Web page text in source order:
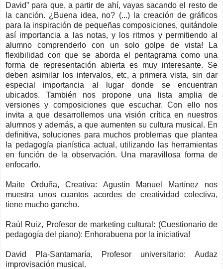
David” para que, a partir de ahí, vayas sacando el resto de
la canción. ¿Buena idea, no? (...) la creación de gráficos
para la inspiración de pequeñas composiciones, quitándole
así importancia a las notas, y los ritmos y permitiendo al
alumno comprenderlo con un solo golpe de vista! La
flexibilidad con que se aborda el pentagrama como una
forma de representación abierta es muy interesante. Se
deben asimilar los intervalos, etc, a primera vista, sin dar
especial importancia al lugar donde se encuentran
ubicados. También nos propone una lista amplia de
versiones y composiciones que escuchar. Con ello nos
invita a que desarrollemos una visión crítica en nuestros
alumnos y además, a que aumenten su cultura musical. En
definitiva, soluciones para muchos problemas que plantea
la pedagogía pianística actual, utilizando las herramientas
en función de la observación. Una maravillosa forma de
enfocarlo.
Maite Orduña, Creativa: Agustín Manuel Martínez nos
muestra unos cuantos acordes de creatividad colectiva,
tiene mucho gancho.
Raúl Ruiz, Profesor de marketing cultural: (Cuestionario de
pedagogía del piano): Enhorabuena por la iniciativa!
David Pla-Santamaría, Profesor universitario: Audaz
improvisación musical.